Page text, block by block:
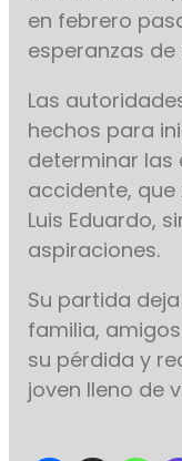
en febrero
esperanzas
Las
hechos para
determinar las
accidente,
Luis Eduardo,
aspiraciones.
Su partida
familia,
su pérdida y
joven lleno de